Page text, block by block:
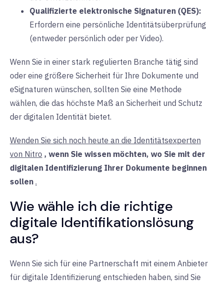
Qualifizierte elektronische Signaturen (QES):
Erfordern eine persönliche Identitätsüberprüfung
(entweder persönlich oder per Video).
Wenn Sie in einer stark regulierten Branche tätig sind
oder eine größere Sicherheit für Ihre Dokumente und
eSignaturen wünschen, sollten Sie eine Methode
wählen, die das höchste Maß an Sicherheit und Schutz
der digitalen Identität bietet.
Wenden Sie sich noch heute an die Identitätsexperten
von Nitro , wenn Sie wissen möchten, wo Sie mit der
digitalen Identifizierung Ihrer Dokumente beginnen
sollen .
Wie wähle ich die richtige
digitale Identifikationslösung
aus?
Wenn Sie sich für eine Partnerschaft mit einem Anbieter
für digitale Identifizierung entschieden haben, sind Sie